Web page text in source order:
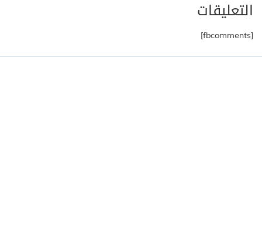
التعليقات
[fbcomments]